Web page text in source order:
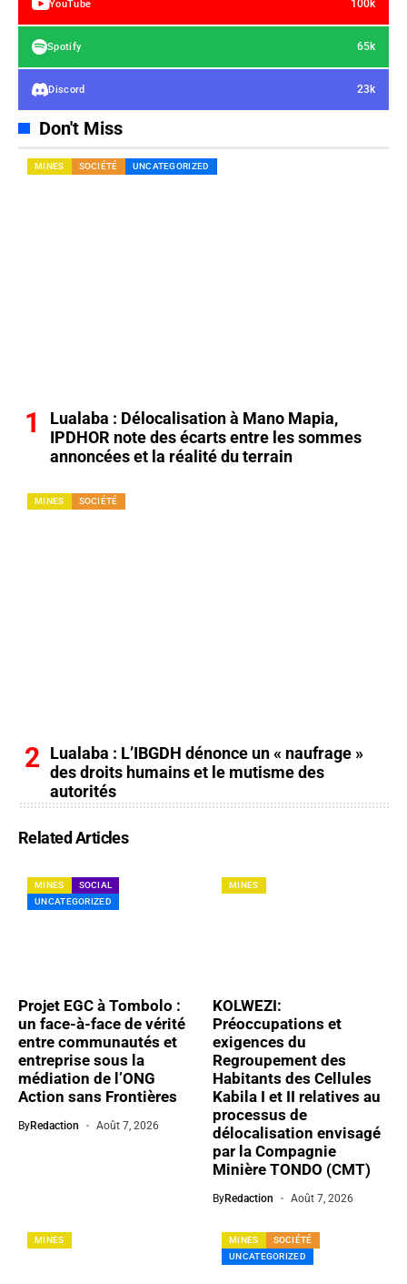
YouTube 100k
Spotify 65k
Discord 23k
Don't Miss
MINES SOCIÉTÉ UNCATEGORIZED
Lualaba : Délocalisation à Mano Mapia,
IPDHOR note des écarts entre les sommes
annoncées et la réalité du terrain
MINES SOCIÉTÉ
Lualaba : L’IBGDH dénonce un « naufrage »
des droits humains et le mutisme des
autorités
Related Articles
MINES
SOCIAL
UNCATEGORIZED
Projet EGC à Tombolo :
un face-à-face de vérité
entre communautés et
entreprise sous la
médiation de l’ONG
Action sans Frontières​
ByRedaction Août 7, 2026
MINES
KOLWEZI:
Préoccupations et
exigences du
Regroupement des
Habitants des Cellules
Kabila I et II relatives au
processus de
délocalisation envisagé
par la Compagnie
Minière TONDO (CMT)
ByRedaction Août 7, 2026
MINES MINES
SOCIÉTÉ
UNCATEGORIZED